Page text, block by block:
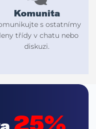
Komunita
s ostatnímy
třídy v chatu nebo
diskuzi.